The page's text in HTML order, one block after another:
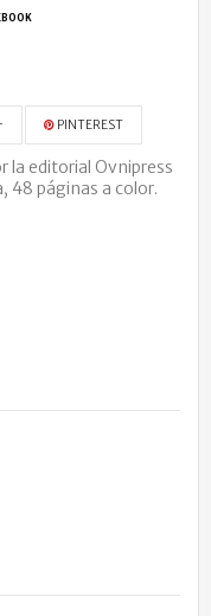
PINTEREST
la editorial Ovnipress
48 páginas a color.